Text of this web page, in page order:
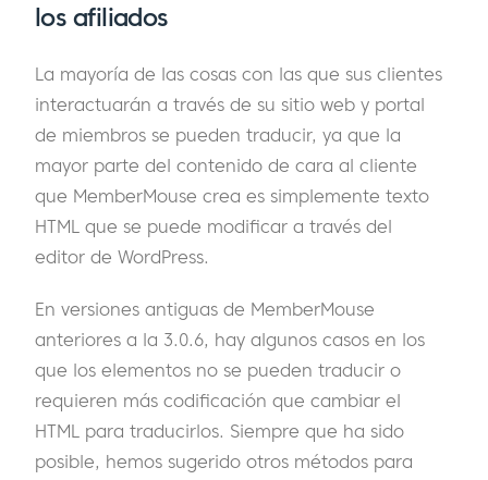
los afiliados
La mayoría de las cosas con las que sus clientes
interactuarán a través de su sitio web y portal
de miembros se pueden traducir, ya que la
mayor parte del contenido de cara al cliente
que MemberMouse crea es simplemente texto
HTML que se puede modificar a través del
editor de WordPress.
En versiones antiguas de MemberMouse
anteriores a la 3.0.6, hay algunos casos en los
que los elementos no se pueden traducir o
requieren más codificación que cambiar el
HTML para traducirlos. Siempre que ha sido
posible, hemos sugerido otros métodos para